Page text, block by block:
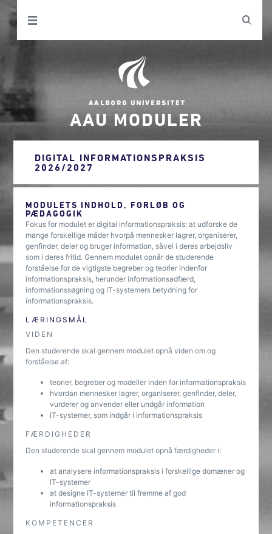
AAU MODULER
DIGITAL INFORMATIONSPRAKSIS
2026/2027
MODULETS INDHOLD, FORLØB OG
PÆDAGOGIK
Fokus for modulet er digital informationspraksis: at udforske de
mange forskellige måder hvorpå mennesker lagrer, organiserer,
genfinder, deler og bruger information, såvel i deres arbejdsliv
som i deres fritid. Gennem modulet opnår de studerende
forståelse for de vigtigste begreber og teorier indenfor
informationspraksis, herunder informationsadfærd,
informationssøgning og IT-systemers betydning for
informationspraksis.
LÆRINGSMÅL
VIDEN
Den studerende skal gennem modulet opnå viden om og
forståelse af:
teorier, begreber og modeller inden for informationspraksis
hvordan mennesker lagrer, organiserer, genfinder, deler,
vurderer og anvender eller undgår information
IT-systemer, som indgår i informationspraksis
FÆRDIGHEDER
Den studerende skal gennem modulet opnå færdigheder i:
at analysere informationspraksis i forskellige domæner og
IT-systemer
at designe IT-systemer til fremme af god
informationspraksis
KOMPETENCER